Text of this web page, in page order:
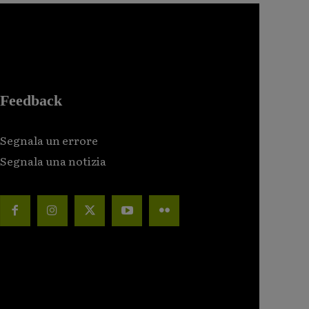
Feedback
Segnala un errore
Segnala una notizia